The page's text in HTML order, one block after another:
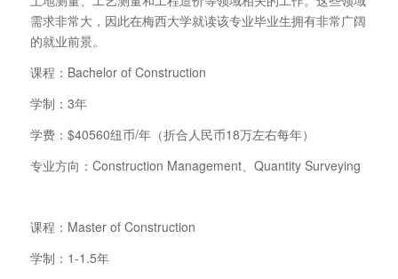
需求非常大，因此在梅西大学就读该专业毕业生拥有非常广阔
的就业前景。
课程：Bachelor of Construction
学制：3年
学费：$40560纽币/年（折合人民币18万左右每年）
专业方向：Construction Management、Quantity Surveying
课程：Master of Construction
学制：1-1.5年